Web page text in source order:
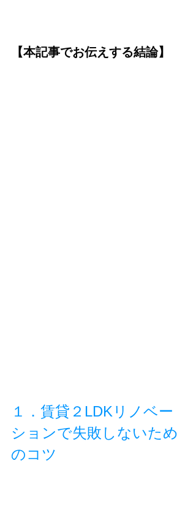
【本記事でお伝えする結論】
１．賃貸２LDKリノベー
ションで失敗しないため
のコツ